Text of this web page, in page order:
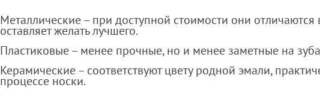
Металлические – при доступной стоимости они
оставляет желать лучшего.
Пластиковые – менее прочные, но и менее заметные на
Керамические – соответствуют цвету родной эмали,
процессе носки.